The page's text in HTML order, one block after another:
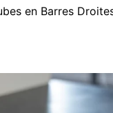
en Barres